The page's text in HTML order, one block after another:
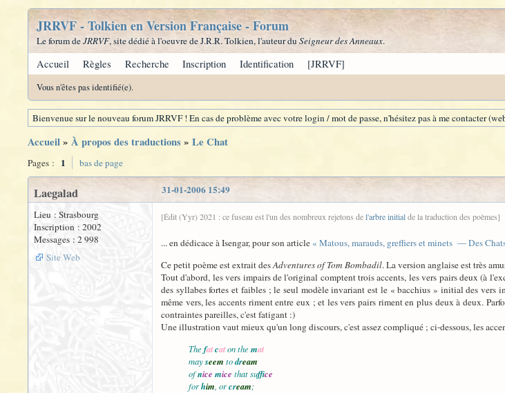
JRRVF - Tolkien en Version Française - Forum
Le forum deJRRVF, site dédié à l'oeuvre de J.R.R. Tolkien, l'auteur du Seigneur des Anneaux.
Accueil Règles Recherche Inscription Identification [JRRVF]
Vous n'êtes pas identifié(e).
Bienvenue sur le nouveau forum JRRVF ! En cas de problème avec votre login / mot de passe, n'hésitez pas à me contacter
Accueil» À propos des traductions» Le Chat
Pages : 1 bas de page
31-01-2006 15:49
Laegalad
Lieu : Strasbourg
Inscription : 2002
Messages : 2 998
Site Web
[Édit (Yyr) 2021 : ce fuseau est l'un des nombreux rejetons del'arbre initialde la traduction des poèmes]
... en dédicace à Isengar, pour son article « Matous, marauds, greffiers et minets — Des
Ce petit poème est extrait desAdventures of Tom Bombadil. La version anglaise est très
Tout d'abord, les vers impairs de l'original comptent trois accents, les vers pairs deux (à
des syllabes fortes et faibles ; le seul modèle invariant est le « bacchius » initial des
même vers, les accents riment entre eux ; et les vers pairs riment en plus deux à deux.
contraintes pareilles, c'est fatigant :)
Une illustration vaut mieux qu'un long discours, c'est assez compliqué ; ci-dessous, les
The fatcaton the mat
mayseem todream
ofnice mice that suffice
forhim , orcream;